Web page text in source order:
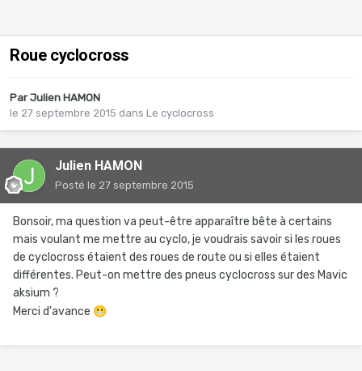
Roue cyclocross
Par Julien HAMON
le 27 septembre 2015 dans Le cyclocross
Julien HAMON
Posté le 27 septembre 2015
Bonsoir, ma question va peut-être apparaître bête à certains
mais voulant me mettre au cyclo, je voudrais savoir si les roues
de cyclocross étaient des roues de route ou si elles étaient
différentes. Peut-on mettre des pneus cyclocross sur des Mavic
aksium ?
Merci d'avance 😬